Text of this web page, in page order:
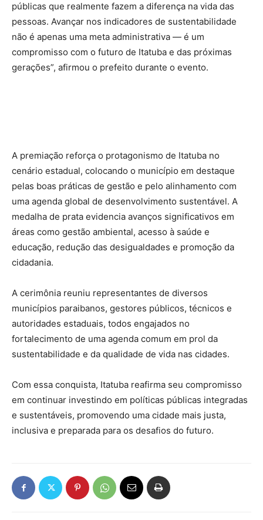
públicas que realmente fazem a diferença na vida das
pessoas. Avançar nos indicadores de sustentabilidade
não é apenas uma meta administrativa — é um
compromisso com o futuro de Itatuba e das próximas
gerações”, afirmou o prefeito durante o evento.
A premiação reforça o protagonismo de Itatuba no
cenário estadual, colocando o município em destaque
pelas boas práticas de gestão e pelo alinhamento com
uma agenda global de desenvolvimento sustentável. A
medalha de prata evidencia avanços significativos em
áreas como gestão ambiental, acesso à saúde e
educação, redução das desigualdades e promoção da
cidadania.
A cerimônia reuniu representantes de diversos
municípios paraibanos, gestores públicos, técnicos e
autoridades estaduais, todos engajados no
fortalecimento de uma agenda comum em prol da
sustentabilidade e da qualidade de vida nas cidades.
Com essa conquista, Itatuba reafirma seu compromisso
em continuar investindo em políticas públicas integradas
e sustentáveis, promovendo uma cidade mais justa,
inclusiva e preparada para os desafios do futuro.